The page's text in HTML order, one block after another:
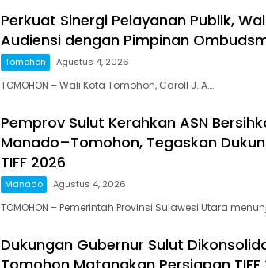
Perkuat Sinergi Pelayanan Publik,
Audiensi dengan Pimpinan
Tomohon Agustus 4, 2026
TOMOHON – Wali Kota Tomohon, Caroll J. A….
Pemprov Sulut Kerahkan ASN
Manado–Tomohon, Tegaskan
TIFF 2026
Manado Agustus 4, 2026
TOMOHON – Pemerintah Provinsi Sulawesi Utara
Dukungan Gubernur Sulut